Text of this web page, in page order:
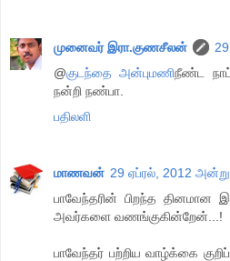
முனைவர் இரா.குணசீலன்
@குடந்தை அன்புமணிநீண்ட
நன்றி நண்பா.
பதிலளி
மாணவன் 29 ஏப்ரல், 2012
பாவேந்தரின் பிறந்த தினமான
அவர்களை வணங்குகின்றேன்...!
பாவேந்தர் பற்றிய வாழ்க்கை